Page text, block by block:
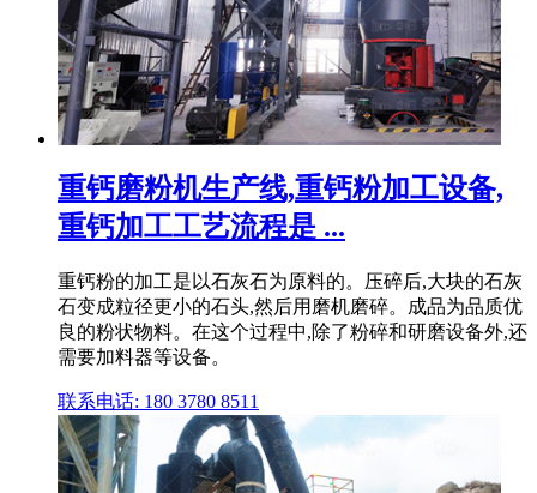
重钙磨粉机生产线,重钙粉加工设备,
重钙加工工艺流程是 ...
重钙粉的加工是以石灰石为原料的。压碎后,大块的石灰
石变成粒径更小的石头,然后用磨机磨碎。成品为品质优
良的粉状物料。在这个过程中,除了粉碎和研磨设备外,还
需要加料器等设备。
联系电话: 180 3780 8511